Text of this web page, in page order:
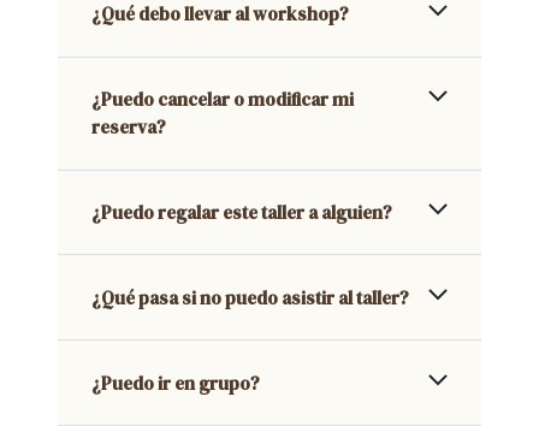
¿Qué debo llevar al workshop?
¿Puedo cancelar o modificar mi
reserva?
¿Puedo regalar este taller a alguien?
¿Qué pasa si no puedo asistir al taller?
¿Puedo ir en grupo?